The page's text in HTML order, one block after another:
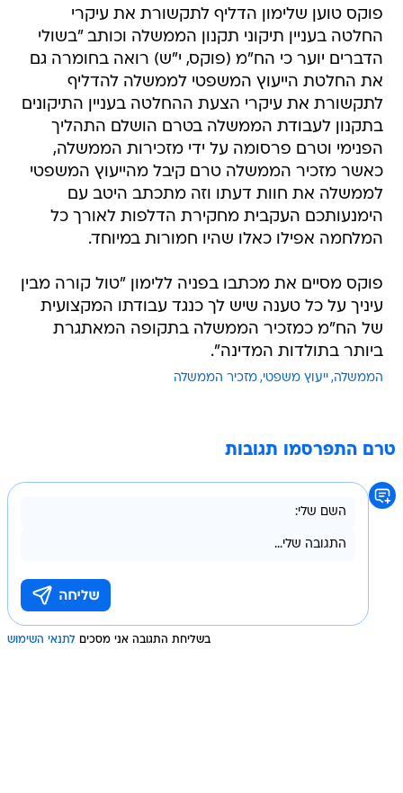
פוקס טוען שלימון הדליף לתקשורת את עיקרי
החלטה בעניין תיקוני תקנון הממשלה וכותב "בשולי
הדברים יוער כי הח"מ (פוקס, י"ש) רואה בחומרה גם
את החלטת הייעוץ המשפטי לממשלה להדליף
לתקשורת את עיקרי הצעת ההחלטה בעניין התיקונים
בתקנון לעבודת הממשלה בטרם הושלם התהליך
הפנימי וטרם פרסומה על ידי מזכירות הממשלה,
כאשר מזכיר הממשלה טרם קיבל מהייעוץ המשפטי
לממשלה את חוות דעתו וזה מתכתב היטב עם
הימנעותכם העקבית מחקירת הדלפות לאורך כל
המלחמה אפילו כאלו שהיו חמורות במיוחד.
פוקס מסיים את מכתבו בפניה ללימון "טול קורה מבין
עיניך על כל טענה שיש לך כנגד עבודתו המקצועית
של הח"מ כמזכיר הממשלה בתקופה המאתגרת
ביותר בתולדות המדינה".
הממשלה ייעוץ משפטי מזכיר הממשלה
טרם התפרסמו תגובות
בשליחת התגובה אני מסכים לתנאי השימוש